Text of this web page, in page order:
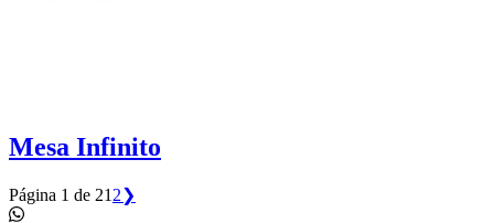
Mesa Infinito
Página 1 de 21 2❯